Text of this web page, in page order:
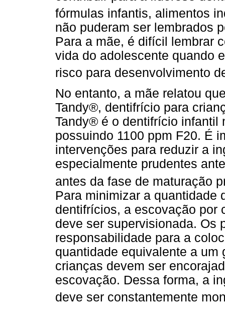
fórmulas infantis, alimentos
não puderam ser lembrados
Para a mãe, é difícil lembrar
vida do adolescente quando
risco para desenvolvimento
No entanto, a mãe relatou
Tandy®, dentifrício para
Tandy® é o dentifrício infantil
possuindo 1100 ppm F20. É
intervenções para reduzir a
especialmente prudentes
antes da fase de maturação
Para minimizar a quantidade
dentifrícios, a escovação por
deve ser supervisionada. Os
responsabilidade para a
quantidade equivalente a um
crianças devem ser
escovação. Dessa forma, a
deve ser constantemente